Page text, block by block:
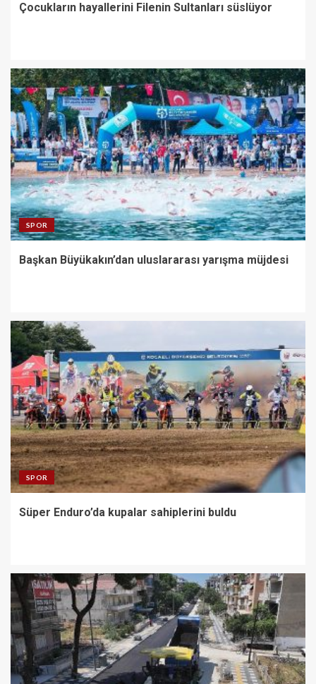
Çocukların hayallerini Filenin Sultanları süslüyor
SPOR
Başkan Büyükakın’dan uluslararası yarışma müjdesi
SPOR
Süper Enduro’da kupalar sahiplerini buldu